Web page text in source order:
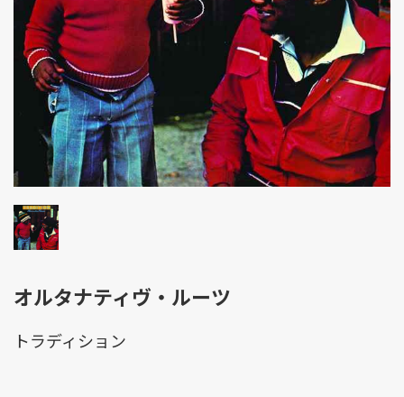
オルタナティヴ・ルーツ
トラディション